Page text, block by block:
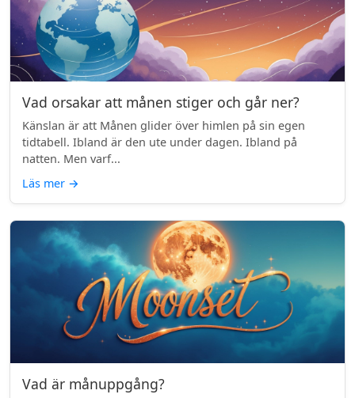
Vad orsakar att månen stiger och går ner?
Känslan är att Månen glider över himlen på sin egen
tidtabell. Ibland är den ute under dagen. Ibland på
natten. Men varf...
Läs mer →
Vad är månuppgång?